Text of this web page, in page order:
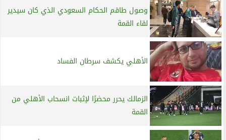
وصول طاقم الحكام السعودي الذي كان سيدير
لقاء القمة
الأهلي يكشف سرطان الفساد
الزمالك يحرر محضرًا لإثبات انسحاب الأهلي من
القمة